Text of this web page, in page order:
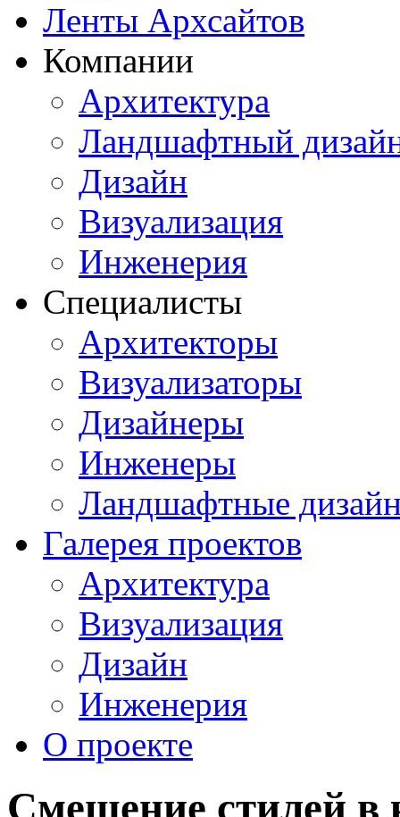
Ленты Архсайтов
Компании
Архитектура
Ландшафтный
Дизайн
Визуализация
Инженерия
Специалисты
Архитекторы
Визуализаторы
Дизайнеры
Инженеры
Ландшафтные
Галерея проектов
Архитектура
Визуализация
Дизайн
Инженерия
О проекте
Смешение стилей в